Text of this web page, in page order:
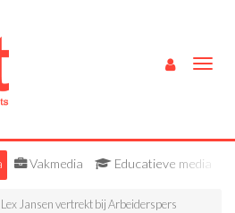
Vakmedia Educatieve media
Lex Jansen vertrekt bij Arbeiderspers